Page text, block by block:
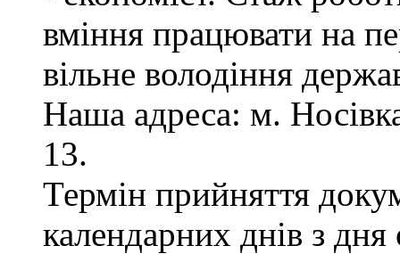
вміння працювати на
вільне володіння
Наша адреса: м.
13.
Термін прийняття
календарних днів з